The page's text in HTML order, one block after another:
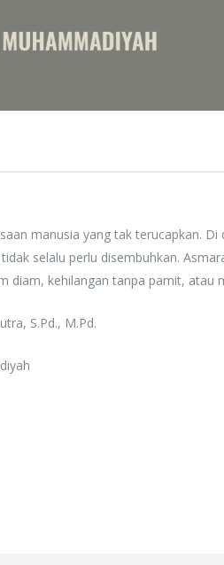
manusia yang tak terucapkan.
selalu perlu disembuhkan.
diam, kehilangan tanpa pamit, atau
S.Pd., M.Pd.